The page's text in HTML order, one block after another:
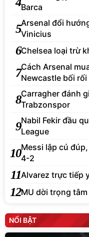
Barca
5Arsenal đổi
Vinicius
6Chelsea loại trừ
7Cách Arsenal
Newcastle bối rối
8Carragher đánh
Trabzonspor
9Nabil Fekir đầu
League
10Messi lập cú
4-2
11Alvarez trực tiếp
12MU dời trọng
NỔI BẬT